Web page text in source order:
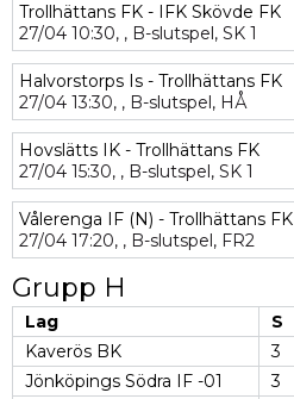
Trollhättans FK - IFK Skövde FK
27/04 10:30, , B-slutspel, SK 1
Halvorstorps Is - Trollhättans FK
27/04 13:30, , B-slutspel, HÅ
Hovslätts IK - Trollhättans FK
27/04 15:30, , B-slutspel, SK 1
Vålerenga IF (N) - Trollhättans FK
27/04 17:20, , B-slutspel, FR2
Grupp H
Lag S
Kaverös BK
3
Jönköpings Södra IF -01
3